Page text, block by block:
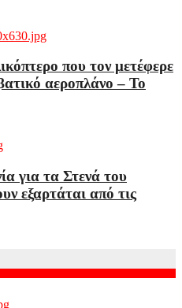
που τον μετέφερε
αεροπλάνο – Το
για τα Στενά του
εξαρτάται από τις